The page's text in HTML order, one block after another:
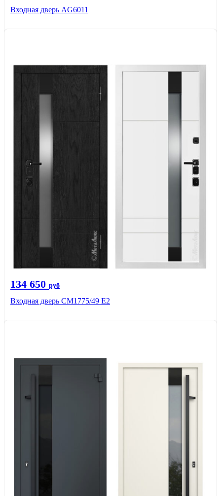
Входная дверь AG6011
134 650 руб
Входная дверь СМ1775/49 Е2